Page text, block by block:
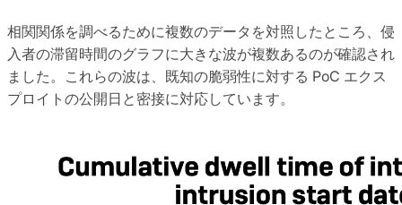
相関関係を調べるために複数のデータを対照したところ、侵
入者の滞留時間のグラフに大きな波が複数あるのが確認され
ました。これらの波は、既知の脆弱性に対する PoC エクス
プロイトの公開日と密接に対応しています。